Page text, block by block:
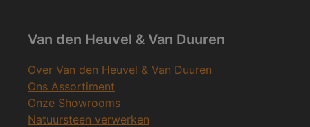
Van den Heuvel & Van Duuren
Over Van den Heuvel & Van Duuren
Ons Assortiment
Onze Showrooms
Natuursteen verwerken